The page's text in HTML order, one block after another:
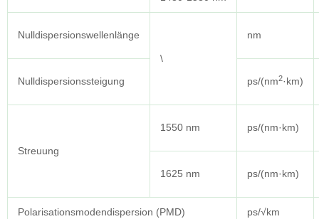
Nulldispersionswellenlänge
\
nm
Nulldispersionssteigung ps/(nm2·km)
Streuung
1550 nm ps/(nm·km)
1625 nm ps/(nm·km)
Polarisationsmodendispersion (PMD) ps/√km